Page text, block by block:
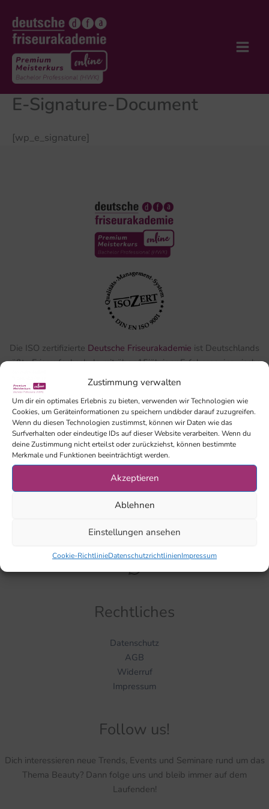
Zustimmung verwalten
Um dir ein optimales Erlebnis zu bieten, verwenden wir Technologien wie
Cookies, um Geräteinformationen zu speichern und/oder darauf zuzugreifen.
Wenn du diesen Technologien zustimmst, können wir Daten wie das
Surfverhalten oder eindeutige IDs auf dieser Website verarbeiten. Wenn du
deine Zustimmung nicht erteilst oder zurückziehst, können bestimmte
Merkmale und Funktionen beeinträchtigt werden.
Akzeptieren
Ablehnen
Einstellungen ansehen
Cookie-RichtlinieDatenschutzrichtlinienImpressum
Inhalt
springen
E-Signature-Document
[wp_e_signature]
Die ISO zertifizierte Deutsche Friseurakademie ist Deutschlands
größte Friseurfachschule mit über 15jähriger Erfahrung, inzwischen
2500 Meisterkursabsolventen, 170 Tagesseminaren pro Jahr und
Kontakt
DFA GmbH, Dieselstraße 4,
89231 Neu-Ulm
info@deutsche-friseur-akademie.de
oder schreibe uns auf Whatsapp:
WhatsApp
Rechtliches
Datenschutz
AGB
Widerruf
Impressum
Follow us!
Dich interessieren neue Trends, Events und Seminare rund um das
Thema Beauty? Dann folge uns und bleib immer auf dem
Laufenden!